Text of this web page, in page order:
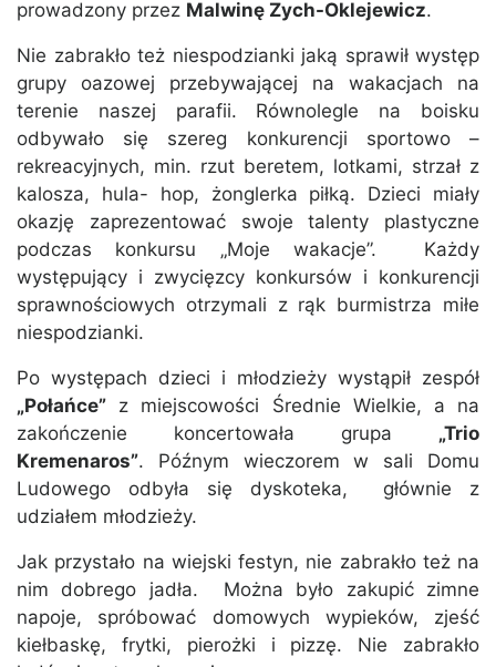
prowadzony przez Malwinę Zych-Oklejewicz.
Nie zabrakło też niespodzianki jaką sprawił występ
grupy oazowej przebywającej na wakacjach na
terenie naszej parafii. Równolegle na boisku
odbywało się szereg konkurencji sportowo –
rekreacyjnych, min. rzut beretem, lotkami, strzał z
kalosza, hula- hop, żonglerka piłką. Dzieci miały
okazję zaprezentować swoje talenty plastyczne
podczas konkursu „Moje wakacje”. Każdy
występujący i zwycięzcy konkursów i konkurencji
sprawnościowych otrzymali z rąk burmistrza miłe
niespodzianki.
Po występach dzieci i młodzieży wystąpił zespół
„Połańce” z miejscowości Średnie Wielkie, a na
zakończenie koncertowała grupa „Trio
Kremenaros”. Późnym wieczorem w sali Domu
Ludowego odbyła się dyskoteka, głównie z
udziałem młodzieży.
Jak przystało na wiejski festyn, nie zabrakło też na
nim dobrego jadła. Można było zakupić zimne
napoje, spróbować domowych wypieków, zjeść
kiełbaskę, frytki, pierożki i pizzę. Nie zabrakło